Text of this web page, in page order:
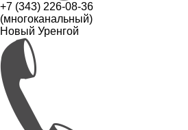
+7 (343) 226-08-36
(многоканальный)
Новый Уренгой